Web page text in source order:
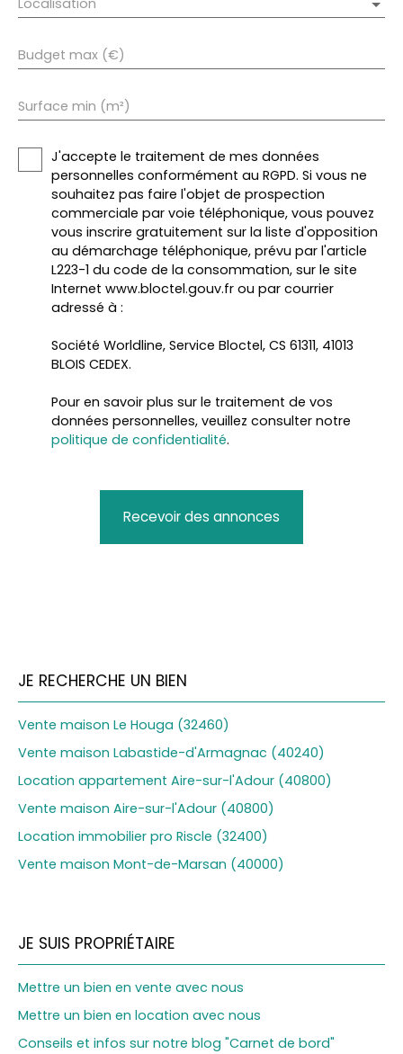
Budget max (€)
Surface min (m²)
J'accepte le traitement de mes données
personnelles conformément au RGPD. Si vous ne
souhaitez pas faire l'objet de prospection
commerciale par voie téléphonique, vous pouvez
vous inscrire gratuitement sur la liste d'opposition
au démarchage téléphonique, prévu par l'article
L223-1 du code de la consommation, sur le site
Internet www.bloctel.gouv.fr ou par courrier
adressé à :
Société Worldline, Service Bloctel, CS 61311, 41013
BLOIS CEDEX.
Pour en savoir plus sur le traitement de vos
données personnelles, veuillez consulter notre
politique de confidentialité.
Recevoir des annonces
JE RECHERCHE UN BIEN
Vente maison Le Houga (32460)
Vente maison Labastide-d'Armagnac (40240)
Location appartement Aire-sur-l'Adour (40800)
Vente maison Aire-sur-l'Adour (40800)
Location immobilier pro Riscle (32400)
Vente maison Mont-de-Marsan (40000)
JE SUIS PROPRIÉTAIRE
Mettre un bien en vente avec nous
Mettre un bien en location avec nous
Conseils et infos sur notre blog "Carnet de bord"